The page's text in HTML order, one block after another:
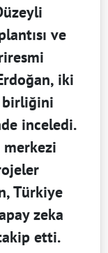
ve
iki
birliğini
inceledi.
merkezi
Türkiye
zeka
etti.